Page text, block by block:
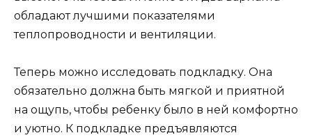
обладают лучшими показателями
теплопроводности и вентиляции.
Теперь можно исследовать подкладку. Она
обязательно должна быть мягкой и приятной
на ощупь, чтобы ребенку было в ней комфортно
и уютно. К подкладке предъявляются